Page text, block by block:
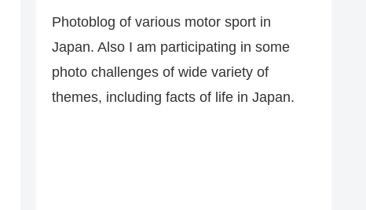
Photoblog of various motor sport in
Japan. Also I am participating in some
photo challenges of wide variety of
themes, including facts of life in Japan.